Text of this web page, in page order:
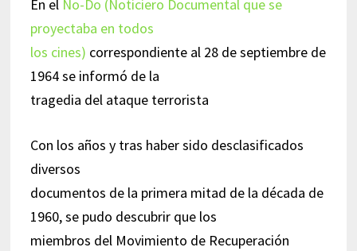
En elNo-Do (Noticiero Documental que se
proyectaba en todos
los cines) correspondiente al 28 de septiembre de
1964 se informó de la
tragedia del ataque terrorista
Con los años y tras haber sido desclasificados
diversos
documentos de la primera mitad de la década de
1960, se pudo descubrir que los
miembros del Movimiento de Recuperación